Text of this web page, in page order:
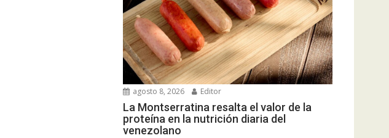
agosto 8, 2026 Editor
La Montserratina resalta el valor de la
proteína en la nutrición diaria del
venezolano